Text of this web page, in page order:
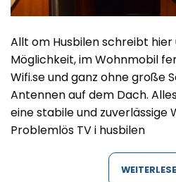
Allt om Husbilen schreibt
Möglichkeit, im Wohnmobil
Wifi.se und ganz ohne große
Antennen auf dem Dach.
eine stabile und zuverlässige
Problemlös TV i husbilen